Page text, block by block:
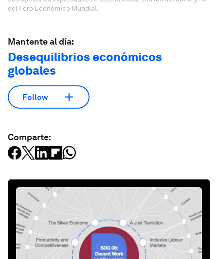
del Foro Económico Mundial.
Mantente al día:
Desequilibrios económicos
globales
Follow
Comparte: